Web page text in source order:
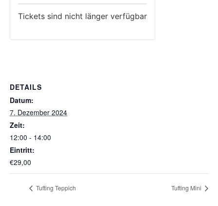
DETAILS
Datum:
7. Dezember 2024
Zeit:
12:00 - 14:00
Eintritt:
€29,00
Tickets sind nicht länger verfügbar
Tufting Teppich Tufting Mini